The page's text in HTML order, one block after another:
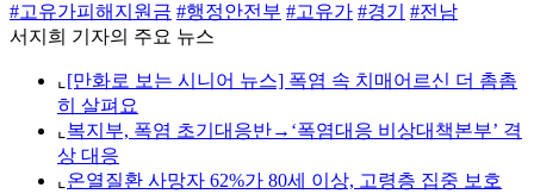
#고유가피해지원금 #행정안전부 #고유가 #경기
#전남
서지희 기자의 주요 뉴스
⌞ [만화로 보는 시니어 뉴스] 폭염 속 치매어르신 더 촘촘
히 살펴요
⌞ 복지부, 폭염 초기대응반→‘폭염대응 비상대책본부’ 격
상 대응
⌞ 온열질환 사망자 62%가 80세 이상, 고령층 집중 보호